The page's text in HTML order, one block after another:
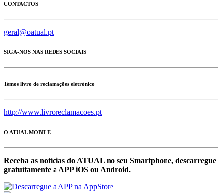
CONTACTOS
geral@oatual.pt
SIGA-NOS NAS REDES SOCIAIS
Temos livro de reclamações eletrónico
http://www.livroreclamacoes.pt
O ATUAL MOBILE
Receba as notícias do ATUAL no seu Smartphone, descarregue
gratuítamente a APP iOS ou Android.